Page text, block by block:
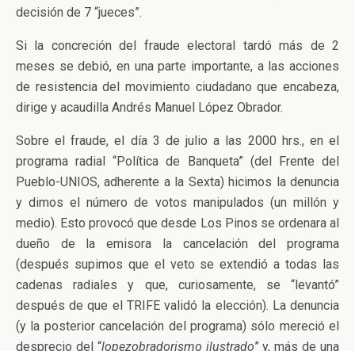
decisión de 7 “jueces”.
Si la concreción del fraude electoral tardó más de 2
meses se debió, en una parte importante, a las acciones
de resistencia del movimiento ciudadano que encabeza,
dirige y acaudilla Andrés Manuel López Obrador.
Sobre el fraude, el día 3 de julio a las 2000 hrs., en el
programa radial “Política de Banqueta” (del Frente del
Pueblo-UNIOS, adherente a la Sexta) hicimos la denuncia
y dimos el número de votos manipulados (un millón y
medio). Esto provocó que desde Los Pinos se ordenara al
dueño de la emisora la cancelación del programa
(después supimos que el veto se extendió a todas las
cadenas radiales y que, curiosamente, se “levantó”
después de que el TRIFE validó la elección). La denuncia
(y la posterior cancelación del programa) sólo mereció el
desprecio del “lopezobradorismo ilustrado” y, más de una